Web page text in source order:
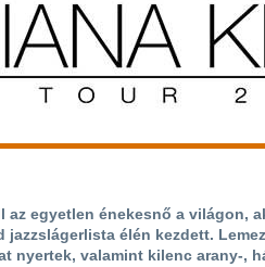
az egyetlen énekesnő a világon,
jazzslágerlista élén kezdett.
nyertek, valamint kilenc arany-,